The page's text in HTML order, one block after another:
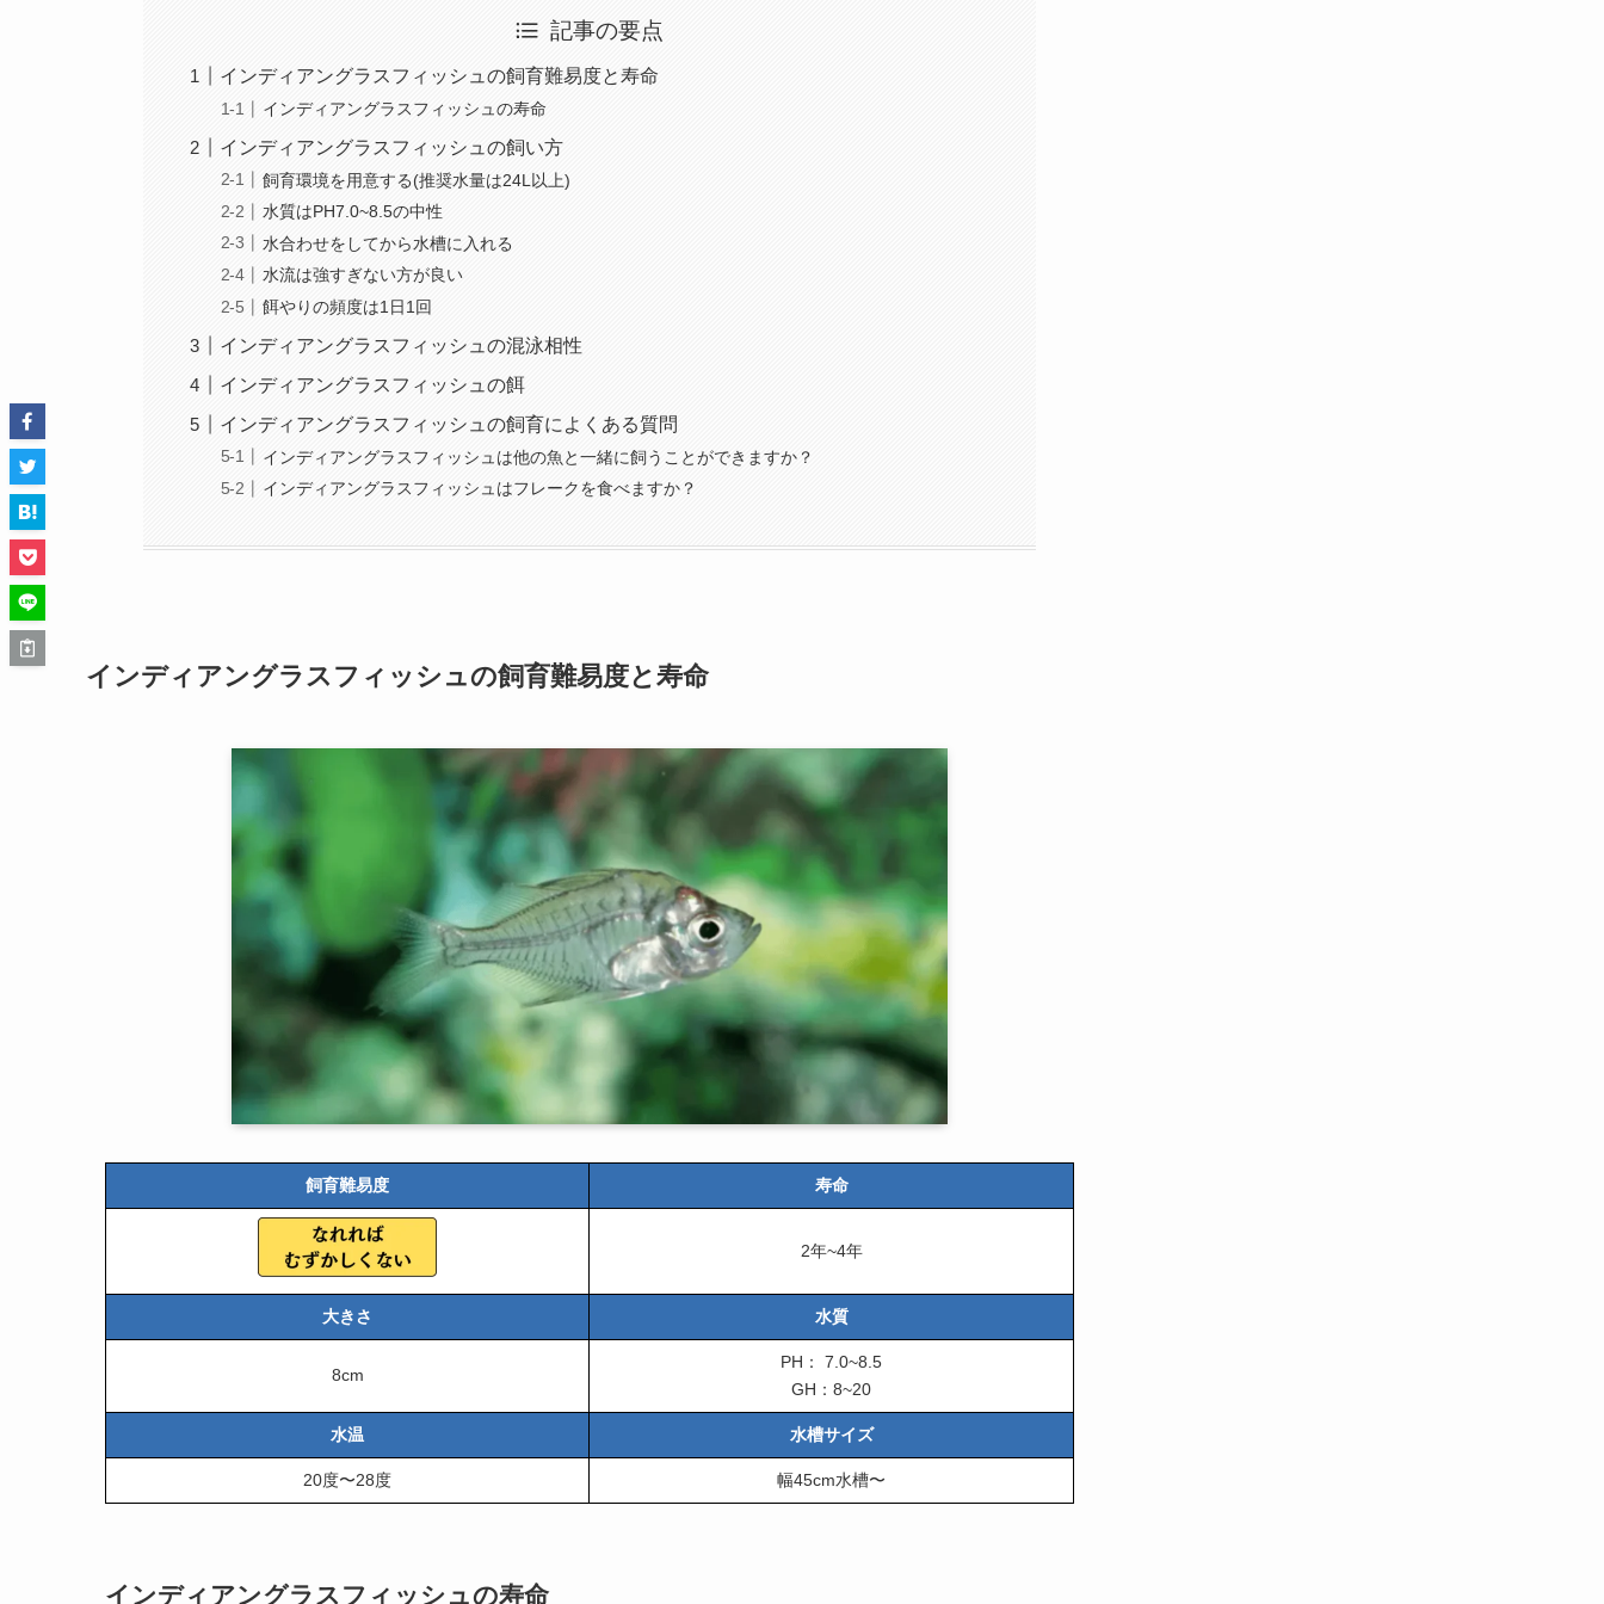
記事の要点
インディアングラスフィッシュの飼育難易度と寿命
インディアングラスフィッシュの寿命
インディアングラスフィッシュの飼い方
飼育環境を用意する(推奨水量は24L以上)
水質はPH7.0~8.5の中性
水合わせをしてから水槽に入れる
水流は強すぎない方が良い
餌やりの頻度は1日1回
インディアングラスフィッシュの混泳相性
インディアングラスフィッシュの餌
インディアングラスフィッシュの飼育によくある質問
インディアングラスフィッシュは他の魚と一緒に飼うことができますか？
インディアングラスフィッシュはフレークを食べますか？
インディアングラスフィッシュの飼育難易度と寿命
飼育難易度 寿命
2年~4年
大きさ 水質
8cm
PH： 7.0~8.5
GH：8~20
水温 水槽サイズ
20度〜28度 幅45cm水槽〜
インディアングラスフィッシュの寿命